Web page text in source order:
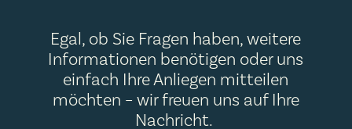
Egal, ob Sie Fragen haben, weitere
Informationen benötigen oder uns
einfach Ihre Anliegen mitteilen
möchten – wir freuen uns auf Ihre
Nachricht.